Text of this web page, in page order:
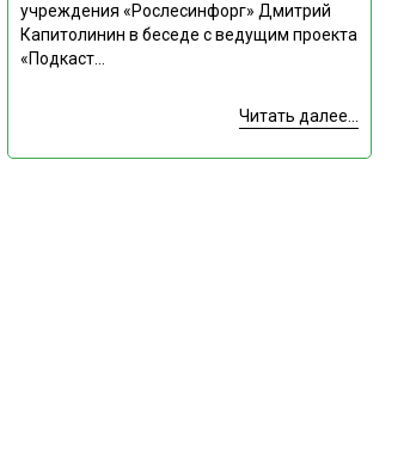
учреждения «Рослесинфорг» Дмитрий
Капитолинин в беседе с ведущим проекта
«Подкаст...
Читать далее...